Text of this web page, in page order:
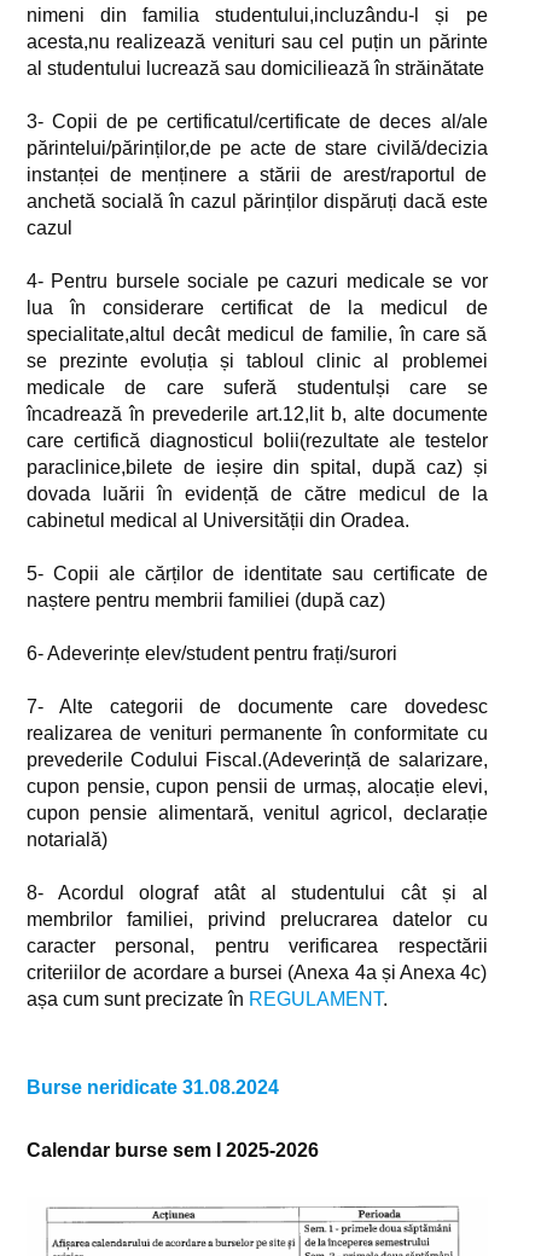
nimeni din familia studentului,incluzându-l și pe
acesta,nu realizează venituri sau cel puțin un părinte
al studentului lucrează sau domiciliează în străinătate
3- Copii de pe certificatul/certificate de deces al/ale
părintelui/părinților,de pe acte de stare civilă/decizia
instanței de menținere a stării de arest/raportul de
anchetă socială în cazul părinților dispăruți dacă este
cazul
4- Pentru bursele sociale pe cazuri medicale se vor
lua în considerare certificat de la medicul de
specialitate,altul decât medicul de familie, în care să
se prezinte evoluția și tabloul clinic al problemei
medicale de care suferă studentulși care se
încadrează în prevederile art.12,lit b, alte documente
care certifică diagnosticul bolii(rezultate ale testelor
paraclinice,bilete de ieșire din spital, după caz) și
dovada luării în evidență de către medicul de la
cabinetul medical al Universității din Oradea.
5- Copii ale cărților de identitate sau certificate de
naștere pentru membrii familiei (după caz)
6- Adeverințe elev/student pentru frați/surori
7- Alte categorii de documente care dovedesc
realizarea de venituri permanente în conformitate cu
prevederile Codului Fiscal.(Adeverință de salarizare,
cupon pensie, cupon pensii de urmaș, alocație elevi,
cupon pensie alimentară, venitul agricol, declarație
notarială)
8- Acordul olograf atât al studentului cât și al
membrilor familiei, privind prelucrarea datelor cu
caracter personal, pentru verificarea respectării
criteriilor de acordare a bursei (Anexa 4a și Anexa 4c)
așa cum sunt precizate în REGULAMENT.
Burse neridicate 31.08.2024
Calendar burse sem I 2025-2026